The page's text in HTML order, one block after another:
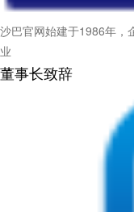
沙巴官网始建于1986年，
业
董事长致辞